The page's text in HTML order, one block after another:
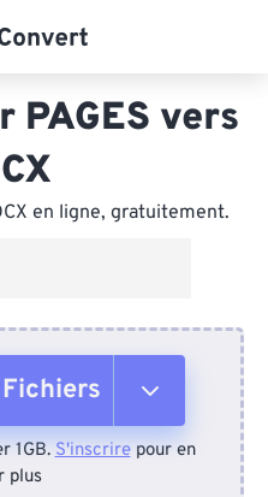
PAGES vers
en ligne, gratuitement.
1GB.S'inscrirepour en
plus